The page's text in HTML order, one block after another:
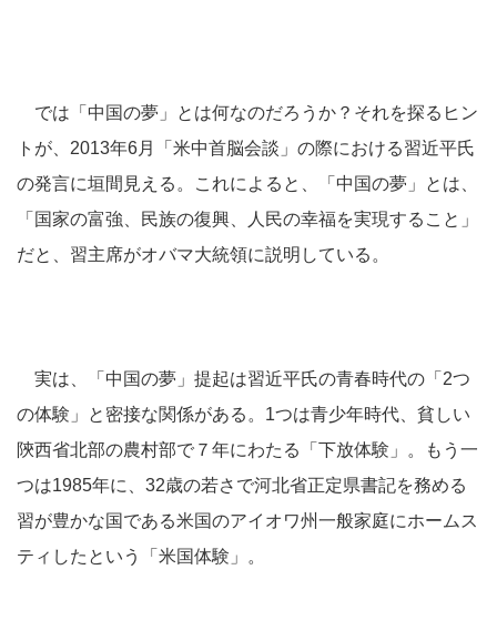
では「中国の夢」とは何なのだろうか？それを探るヒン
トが、2013年6月「米中首脳会談」の際における習近平氏
の発言に垣間見える。これによると、「中国の夢」とは、
「国家の富強、民族の復興、人民の幸福を実現すること」
だと、習主席がオバマ大統領に説明している。
実は、「中国の夢」提起は習近平氏の青春時代の「2つ
の体験」と密接な関係がある。1つは青少年時代、貧しい
陝西省北部の農村部で７年にわたる「下放体験」。もう一
つは1985年に、32歳の若さで河北省正定県書記を務める
習が豊かな国である米国のアイオワ州一般家庭にホームス
ティしたという「米国体験」。